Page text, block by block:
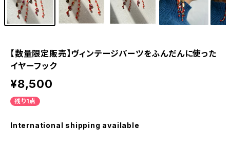
【数量限定販売】ヴィンテージパーツをふんだんに使った
イヤーフック
¥8,500
残り1点
International shipping available